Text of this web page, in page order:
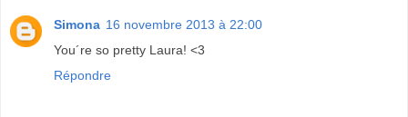
Simona 16 novembre 2013 à 22:00
You´re so pretty Laura! <3
Répondre